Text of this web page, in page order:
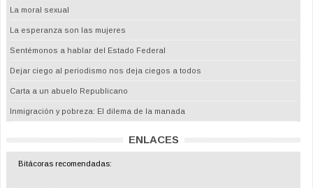
La moral sexual
La esperanza son las mujeres
Sentémonos a hablar del Estado Federal
Dejar ciego al periodismo nos deja ciegos a todos
Carta a un abuelo Republicano
Inmigración y pobreza: El dilema de la manada
ENLACES
Bitácoras recomendadas: